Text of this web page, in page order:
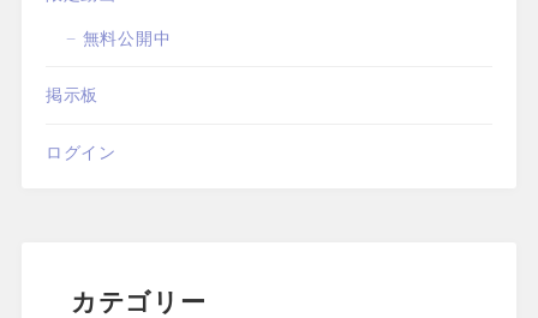
無料公開中
掲示板
ログイン
カテゴリー